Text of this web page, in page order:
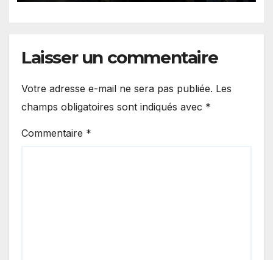
Laisser un commentaire
Votre adresse e-mail ne sera pas publiée. Les
champs obligatoires sont indiqués avec *
Commentaire *